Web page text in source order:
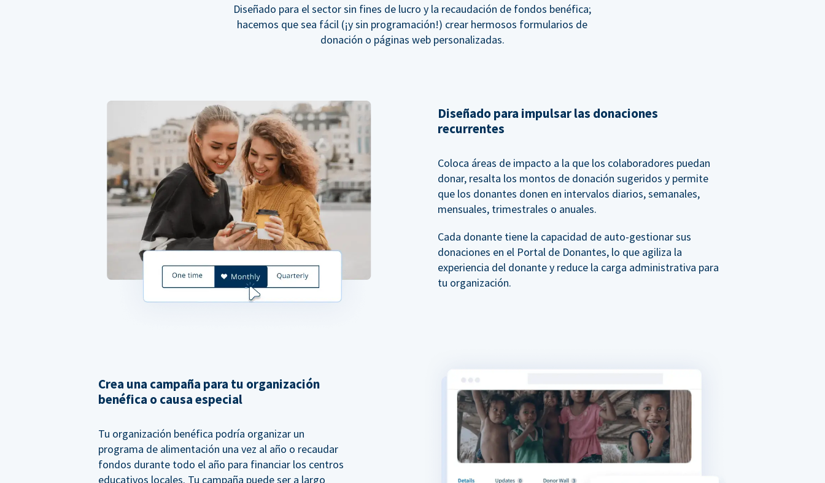
Diseñado para el sector sin fines de lucro y la recaudación de fondos benéfica;
hacemos que sea fácil (¡y sin programación!) crear hermosos formularios de
donación o páginas web personalizadas.
Diseñado para impulsar las donaciones
recurrentes
Coloca áreas de impacto a la que los colaboradores puedan
donar, resalta los montos de donación sugeridos y permite
que los donantes donen en intervalos diarios, semanales,
mensuales, trimestrales o anuales.
Cada donante tiene la capacidad de auto-gestionar sus
donaciones en el Portal de Donantes, lo que agiliza la
experiencia del donante y reduce la carga administrativa para
tu organización.
Crea una campaña para tu organización
benéfica o causa especial
Tu organización benéfica podría organizar un
programa de alimentación una vez al año o recaudar
fondos durante todo el año para financiar los centros
educativos locales. Tu campaña puede ser a largo